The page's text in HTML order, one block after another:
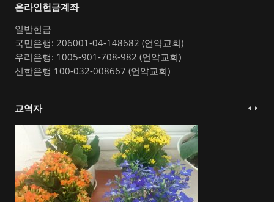
온라인헌금계좌
일반헌금
국민은행: 206001-04-148682 (언약교회)
우리은행: 1005-901-708-982 (언약교회)
신한은행 100-032-008667 (언약교회)
교역자